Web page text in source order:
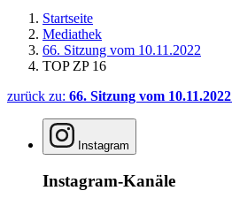
Startseite
Mediathek
66. Sitzung vom 10.11.2022
TOP ZP 16
zurück zu: 66. Sitzung vom 10.11.2022
Instagram
Instagram-Kanäle